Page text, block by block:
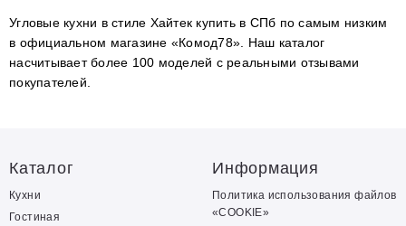
Угловые кухни в стиле Хайтек купить в СПб по самым низким
в официальном магазине «Комод78». Наш каталог
насчитывает более 100 моделей с реальными отзывами
покупателей.
Каталог
Кухни
Гостиная
Информация
Политика использования файлов
«COOKIE»